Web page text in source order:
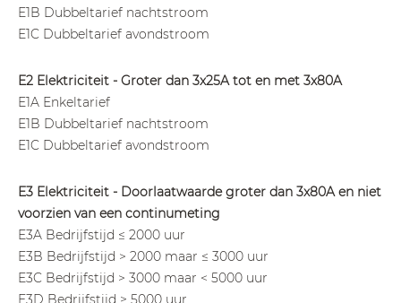
E1B Dubbeltarief nachtstroom
E1C Dubbeltarief avondstroom
E2 Elektriciteit - Groter dan 3x25A tot en met 3x80A
E1A Enkeltarief
E1B Dubbeltarief nachtstroom
E1C Dubbeltarief avondstroom
E3 Elektriciteit - Doorlaatwaarde groter dan 3x80A en niet
voorzien van een continumeting
E3A Bedrijfstijd ≤ 2000 uur
E3B Bedrijfstijd > 2000 maar ≤ 3000 uur
E3C Bedrijfstijd > 3000 maar < 5000 uur
E3D Bedrijfstijd ≥ 5000 uur